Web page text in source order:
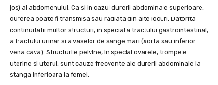
jos) al abdomenului. Ca si in cazul durerii abdominale superioare,
durerea poate fi transmisa sau radiata din alte locuri. Datorita
continuitatii multor structuri, in special a tractului gastrointestinal,
a tractului urinar si a vaselor de sange mari (aorta sau inferior
vena cava). Structurile pelvine, in special ovarele, trompele
uterine si uterul, sunt cauze frecvente ale durerii abdominale la
stanga inferioara la femei.